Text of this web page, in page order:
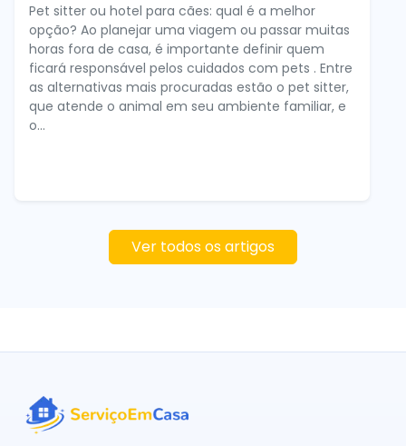
Pet sitter ou hotel para cães: qual é a melhor
opção? Ao planejar uma viagem ou passar muitas
horas fora de casa, é importante definir quem
ficará responsável pelos cuidados com pets . Entre
as alternativas mais procuradas estão o pet sitter,
que atende o animal em seu ambiente familiar, e
o...
Ver todos os artigos